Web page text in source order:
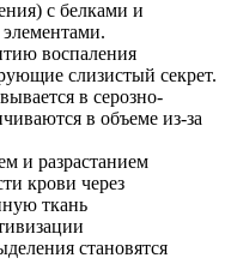
с белками и
воспаления
слизистый секрет.
в серозно-
в объеме из-за
и разрастанием
крови через
ткань
становятся